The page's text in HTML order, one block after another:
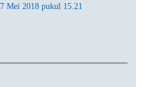
7 Mei 2018 pukul 15.21